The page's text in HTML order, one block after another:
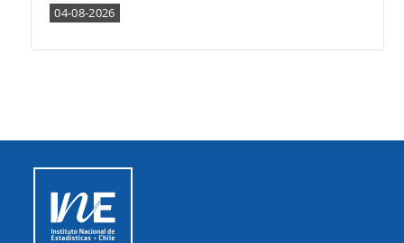
04-08-2026